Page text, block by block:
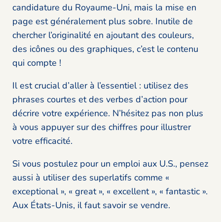
candidature du Royaume-Uni, mais la mise en
page est généralement plus sobre. Inutile de
chercher l’originalité en ajoutant des couleurs,
des icônes ou des graphiques, c’est le contenu
qui compte !
Il est crucial d’aller à l’essentiel : utilisez des
phrases courtes et des verbes d’action pour
décrire votre expérience. N’hésitez pas non plus
à vous appuyer sur des chiffres pour illustrer
votre efficacité.
Si vous postulez pour un emploi aux U.S., pensez
aussi à utiliser des superlatifs comme «
exceptional », « great », « excellent », « fantastic ».
Aux États-Unis, il faut savoir se vendre.